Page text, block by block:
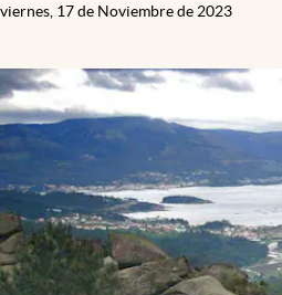
viernes, 17 de Noviembre de 2023